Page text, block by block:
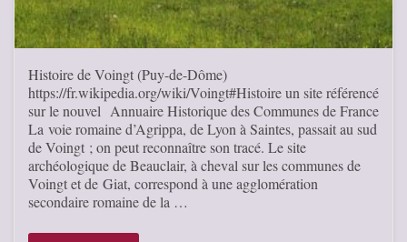
Histoire de Voingt (Puy-de-Dôme)
https://fr.wikipedia.org/wiki/Voingt#Histoire un site référencé
sur le nouvel Annuaire Historique des Communes de France
La voie romaine d’Agrippa, de Lyon à Saintes, passait au sud
de Voingt ; on peut reconnaître son tracé. Le site
archéologique de Beauclair, à cheval sur les communes de
Voingt et de Giat, correspond à une agglomération
secondaire romaine de la …